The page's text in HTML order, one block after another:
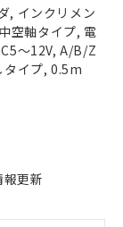
, インクリメン
空軸タイプ, 電
～12V, A/B/Z
タイプ, 0.5m
更新